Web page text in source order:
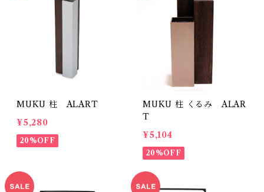
MUKU 柱 ALART
¥5,280
20%OFF
MUKU 柱 くるみ ALAR
T
¥5,104
20%OFF